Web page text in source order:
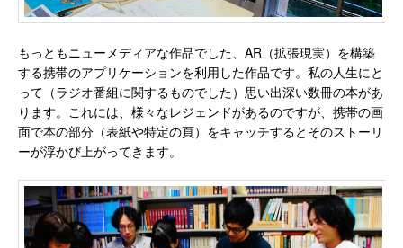
もっともニューメディアな作品でした、AR（拡張現実）を構築
する携帯のアプリケーションを利用した作品です。私の人生にと
って（ラジオ番組に関するものでした）思い出深い数冊の本があ
ります。これには、様々なレジェンドがあるのですが、携帯の画
面で本の部分（表紙や特定の頁）をキャッチするとそのストーリ
ーが浮かび上がってきます。